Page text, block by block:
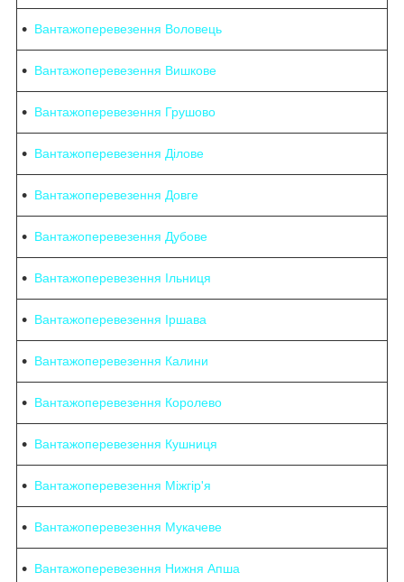
Вантажоперевезення Воловець
Вантажоперевезення Вишковe
Вантажоперевезення Грушово
Вантажоперевезення Ділове
Вантажоперевезення Довге
Вантажоперевезення Дубове
Вантажоперевезення Ільниця
Вантажоперевезення Іршава
Вантажоперевезення Калини
Вантажоперевезення Королево
Вантажоперевезення Кушниця
Вантажоперевезення Міжгір'я
Вантажоперевезення Мукачеве
Вантажоперевезення Нижня Апша